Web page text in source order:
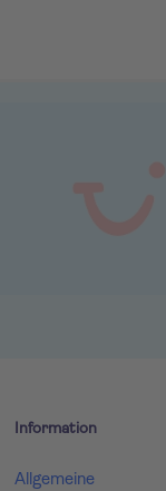
Information
Allgemeine